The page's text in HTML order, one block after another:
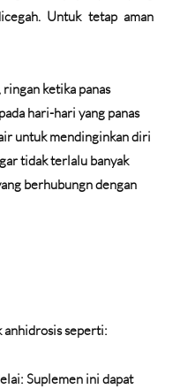
Untuk tetap aman
ringan ketika panas
hari-hari yang panas
untuk mendinginkan diri
tidak terlalu banyak
berhubungn dengan
anhidrosis seperti:
Suplemen ini dapat